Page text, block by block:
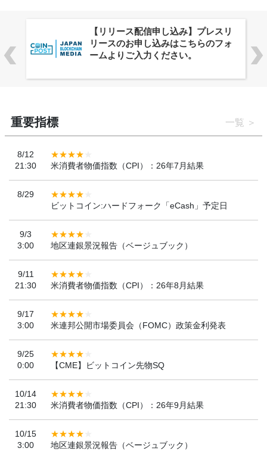
株式会社PlnX、アジア最大級のグロ
ーバルWeb3カンファレンス
「WebX2026」とのコラボレーショ
重要指標 一覧
8/12
21:30
米消費者物価指数（CPI）：26年7月結果
8/29
ビットコイン:ハードフォーク「eCash」予定日
9/3
3:00
地区連銀景況報告（ベージュブック）
9/11
21:30
米消費者物価指数（CPI）：26年8月結果
9/17
3:00
米連邦公開市場委員会（FOMC）政策金利発表
9/25
0:00
【CME】ビットコイン先物SQ
10/14
21:30
米消費者物価指数（CPI）：26年9月結果
10/15
3:00
地区連銀景況報告（ベージュブック）